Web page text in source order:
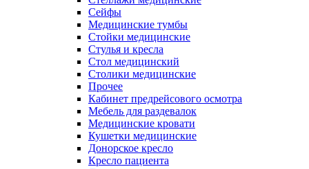
Сейфы
Медицинские тумбы
Стойки медицинские
Cтулья и кресла
Стол медицинский
Столики медицинские
Прочее
Кабинет предрейсового осмотра
Мебель для раздевалок
Медицинские кровати
Кушетки медицинские
Донорское кресло
Кресло пациента